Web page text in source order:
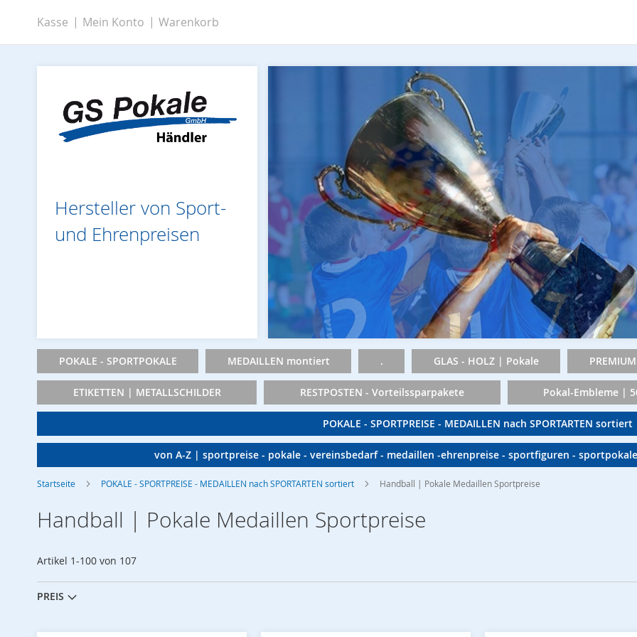
Zum
Inhalt
springen
Kasse Mein Konto Warenkorb
Hersteller von Sport-
und Ehrenpreisen
POKALE - SPORTPOKALE MEDAILLEN montiert . GLAS - HOLZ | Pokale
ETIKETTEN | METALLSCHILDER RESTPOSTEN - Vorteilssparpakete Pokal-Embleme |
POKALE - SPORTPREISE - MEDAILLEN nach SPORTARTEN sortiert
von A-Z | sportpreise - pokale - vereinsbedarf - medaillen -ehrenpreise - sportfiguren -
Startseite POKALE - SPORTPREISE - MEDAILLEN nach SPORTARTEN sortiert Handball | Pokale Medaillen Sportpreise
Handball | Pokale Medaillen Sportpreise
PREIS
Artikel 1-100 von 107